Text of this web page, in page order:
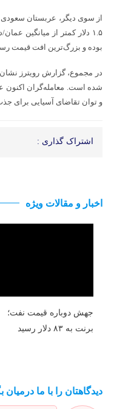
از سوی دیگر، عربستان
بوده و بزرگ‌ترین افت قیمت
در مجموع، گزارش رویترز
شده است. معامله‌گران اکنون
و توان تقاضای آسیایی برای
اشتراک گذاری :
اخبار و مقالات ویژه
جهش دوباره قیمت نفت؛
برنت به ۸۳ دلار رسید
دیدگاهتان را با ما درمیان